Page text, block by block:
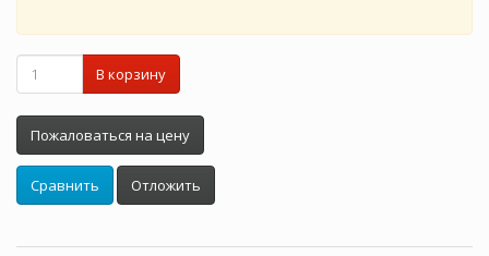
В корзину
Пожаловаться на цену
Сравнить Отложить